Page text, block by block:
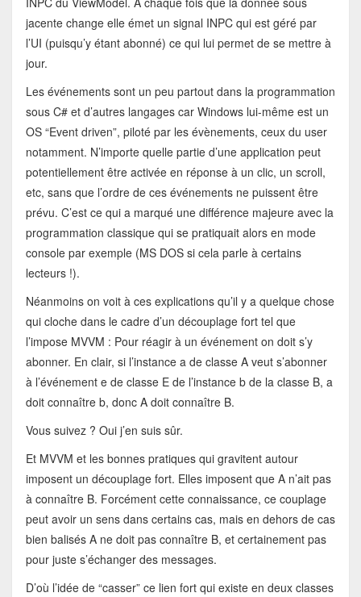
jacente change elle émet un signal INPC qui est géré par
l’UI (puisqu’y étant abonné) ce qui lui permet de se mettre à
jour.
Les événements sont un peu partout dans la programmation
sous C# et d’autres langages car Windows lui-même est un
OS “Event driven”, piloté par les évènements, ceux du user
notamment. N’importe quelle partie d’une application peut
potentiellement être activée en réponse à un clic, un scroll,
etc, sans que l’ordre de ces événements ne puissent être
prévu. C’est ce qui a marqué une différence majeure avec la
programmation classique qui se pratiquait alors en mode
console par exemple (MS DOS si cela parle à certains
lecteurs !).
Néanmoins on voit à ces explications qu’il y a quelque chose
qui cloche dans le cadre d’un découplage fort tel que
l’impose MVVM : Pour réagir à un événement on doit s’y
abonner. En clair, si l’instance a de classe A veut s’abonner
à l’événement e de classe E de l’instance b de la classe B, a
doit connaître b, donc A doit connaître B.
Vous suivez ? Oui j’en suis sûr.
Et MVVM et les bonnes pratiques qui gravitent autour
imposent un découplage fort. Elles imposent que A n’ait pas
à connaître B. Forcément cette connaissance, ce couplage
peut avoir un sens dans certains cas, mais en dehors de cas
bien balisés A ne doit pas connaître B, et certainement pas
pour juste s’échanger des messages.
D’où l’idée de “casser” ce lien fort qui existe en deux classes